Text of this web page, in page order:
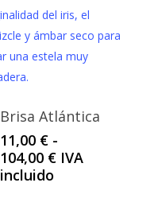
Brisa Atlántica
11,00 € -
104,00 €Rango
IVA
incluido